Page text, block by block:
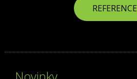
REFERENCE